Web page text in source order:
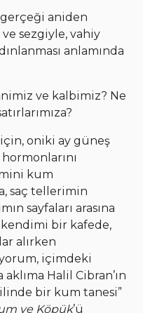
aniden
sezgiyle, vahiy
anlamında
ve kalbimiz? Ne
için, oniki ay güneş
kum
saç tellerimin
sayfaları arasına
bir kafede,
alırken
içimdeki
Halil Cibran’ın
bir kum tanesi”
ve Köpük’ü